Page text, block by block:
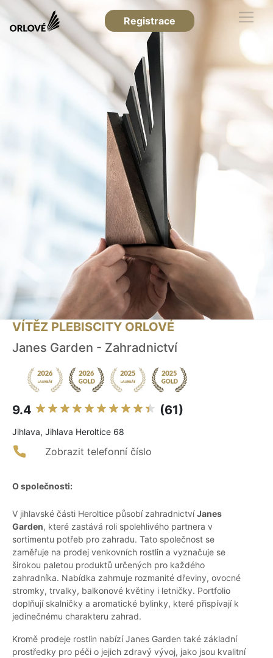
Registrace
VÍTĚZ PLEBISCITY ORLOVÉ
Janes Garden - Zahradnictví
9.4 (61)
Jihlava, Jihlava Heroltice 68
Zobrazit telefonní číslo
O společnosti:
V jihlavské části Heroltice působí zahradnictvíJanes
Garden, které zastává roli spolehlivého partnera v
sortimentu potřeb pro zahradu. Tato společnost se
zaměřuje na prodej venkovních rostlin a vyznačuje se
širokou paletou produktů určených pro každého
zahradníka. Nabídka zahrnuje rozmanité dřeviny, ovocné
stromky, trvalky, balkonové květiny i letničky. Portfolio
doplňují skalničky a aromatické bylinky, které přispívají k
jedinečnému charakteru zahrad.
Kromě prodeje rostlin nabízí Janes Garden také základní
prostředky pro péči o jejich zdravý vývoj, jako jsou kvalitní